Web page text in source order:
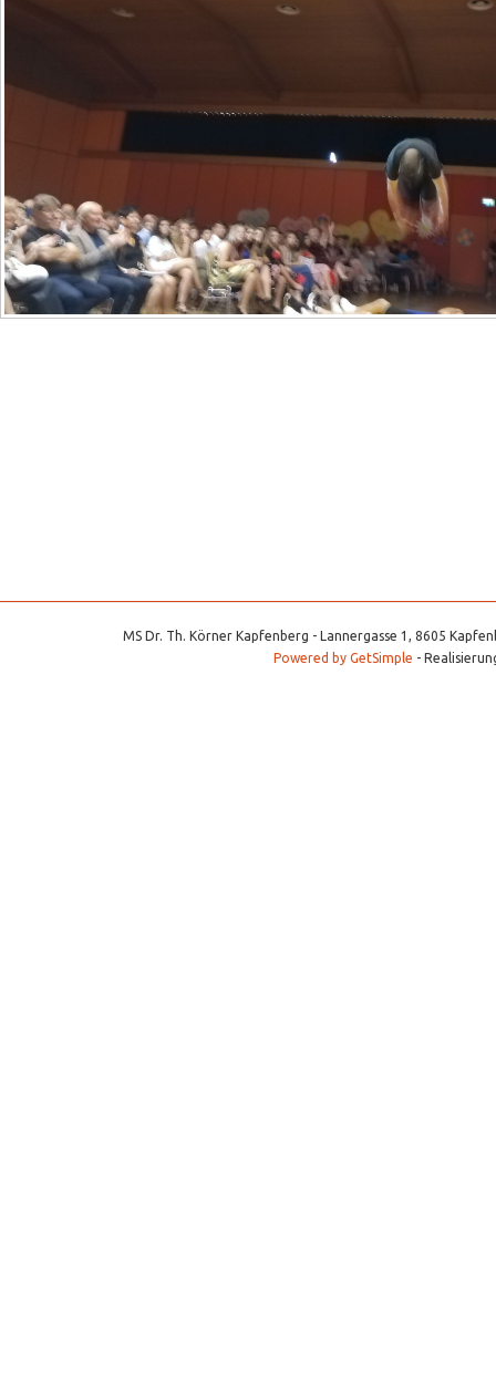
MS Dr. Th. Körner Kapfenberg - Lannergasse 1, 8605
Powered by GetSimple -